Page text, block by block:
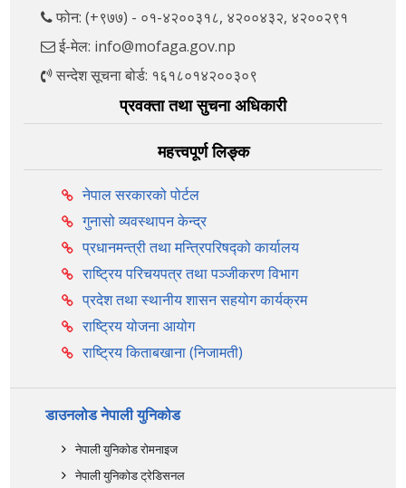
फोन: (+९७७) - ०१-४२००३१८, ४२००४३२, ४२००२९१
ई-मेल: info@mofaga.gov.np
सन्देश सूचना बोर्ड: १६१८०१४२००३०९
प्रवक्ता तथा सुचना अधिकारी
महत्त्वपूर्ण लिङ्क
नेपाल सरकारको पोर्टल
गुनासो व्यवस्थापन केन्द्र
प्रधानमन्त्री तथा मन्त्रिपरिषद्को कार्यालय
राष्ट्रिय परिचयपत्र तथा पञ्‍जीकरण विभाग
प्रदेश तथा स्थानीय शासन सहयोग कार्यक्रम
राष्ट्रिय योजना आयोग
राष्ट्रिय किताबखाना (निजामती)
डाउनलोड नेपाली युनिकोड
नेपाली युनिकोड रोमनाइज
नेपाली युनिकोड ट्रेडिसनल